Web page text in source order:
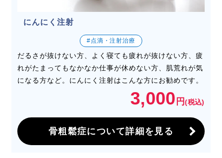
にんにく注射
#点滴・注射治療
だるさが抜けない方、よく寝ても疲れが抜けない方、疲
れがたまってもなかなか仕事が休めない方、肌荒れが気
になる方など。にんにく注射はこんな方にお勧めです。
3,000 円(税込)
骨粗鬆症について詳細を見る